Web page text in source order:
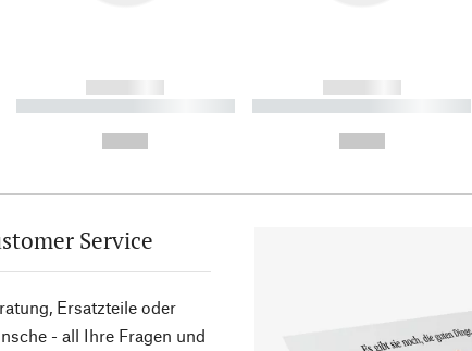
------------
----------- ----------- ----------
------------
----------- ----------- ----------
Service
Ersatzteile oder
- all Ihre Fragen und